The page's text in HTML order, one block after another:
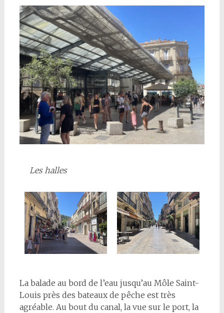
Les halles
La balade au bord de l’eau jusqu’au Môle Saint-
Louis près des bateaux de pêche est très
agréable. Au bout du canal, la vue sur le port, la